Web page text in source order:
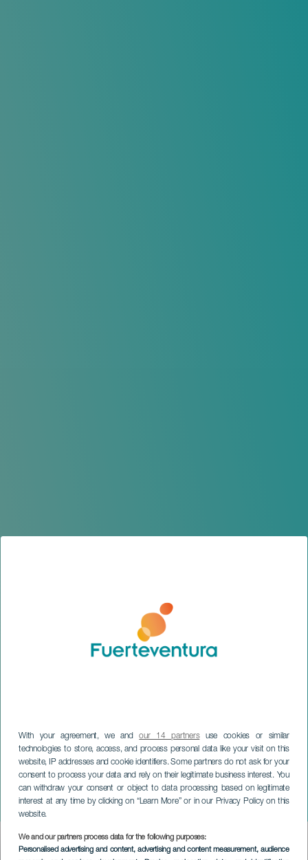
With your agreement, we andour 14 partnersuse cookies or similar
technologies to store, access, and process personal data like your visit on this
website, IP addresses and cookie identifiers. Some partners do not ask for your
consent to process your data and rely on their legitimate business interest. You
can withdraw your consent or object to data processing based on legitimate
interest at any time by clicking on “Learn More” or in our Privacy Policy on this
website.
We and our partners process data for the following purposes:
Personalised advertising and content, advertising and content measurement, audience
Nozing
FUERTEVENTURA
Imagen
Listado